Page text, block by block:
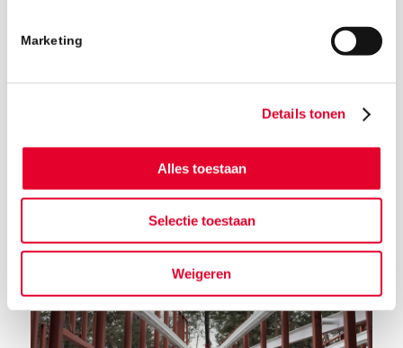
Marketing
Details tonen
Alles toestaan
Selectie toestaan
Weigeren